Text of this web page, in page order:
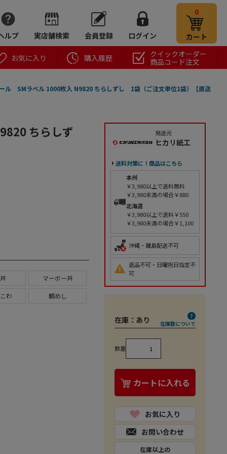
ルプ 実店舗検索 会員登録 ログイン
0
カート
お気に入り 購入履歴
クイックオーダー
商品コード注文
ル SMラベル 1000枚入 N9820 ちらしずし 1袋（ご注文単位1袋）【直送
ちらしず
マーボー丼
わ 鯛めし
発送元
ヒカリ紙工
送料対策に！商品はこちら
本州
￥3,980以上で送料無料
￥3,980未満の場合￥880
北海道
￥3,980以上で送料￥550
￥3,980未満の場合￥1,100
沖縄・離島配送不可
返品不可・日曜祝日指定不
可
在庫： あり 在庫数について
数量
カートに入れる
お気に入り
お問い合わせ
在庫以上の